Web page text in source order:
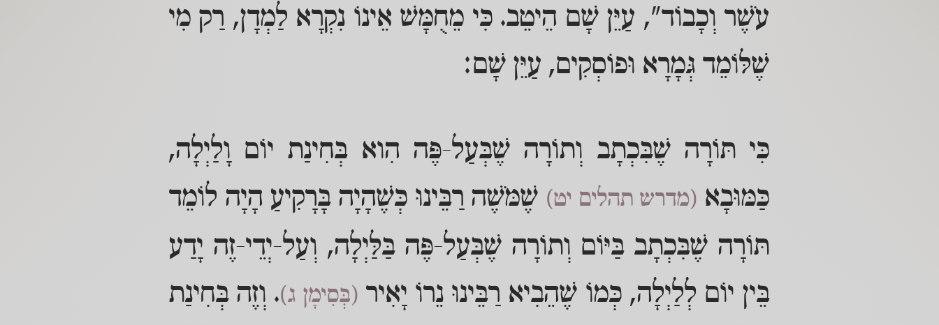
עֹשֶׁר וְכָבוֹד", עַיֵּן שָׁם הֵיטֵב. כִּי מֵחֻמָּשׁ אֵינוֹ נִקְרָא לַמְדָן, רַק מִי
שֶׁלּוֹמֵד גְּמָרָא וּפוֹסְקִים, עַיֵּן שָׁם:
כִּי תּוֹרָה שֶׁבִּכְתָב וְתוֹרָה שֶׁבְּעַל-פֶּה הִוא בְּחִינַת יוֹם וָלַיְלָה,
כַּמּוּבָא (מדרש תהלים יט) שֶׁמֹּשֶׁה רַבֵּינוּ כְּשֶׁהָיָה בָּרָקִיעַ הָיָה לוֹמֵד
תּוֹרָה שֶׁבִּכְתָב בַּיּוֹם וְתוֹרָה שֶׁבְּעַל-פֶּה בַּלַּיְלָה, וְעַל-יְדֵי-זֶה יָדַע
בֵּין יוֹם לְלַיְלָה, כְּמוֹ שֶׁהֵבִיא רַבֵּינוּ נֵרוֹ יָאִיר (בְּסִימָן ג). וְזֶה בְּחִינַת